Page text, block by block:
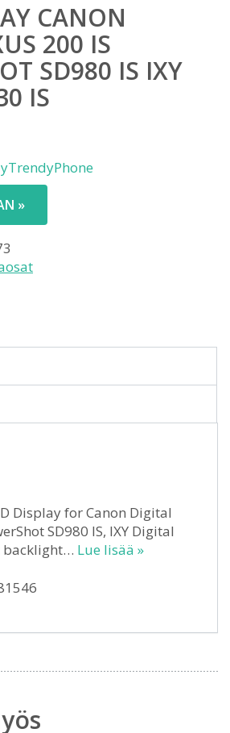
CANON
200 IS
SD980 IS IXY
IS
»
Display for Canon Digital
SD980 IS, IXY Digital
backlight… Lue lisää »